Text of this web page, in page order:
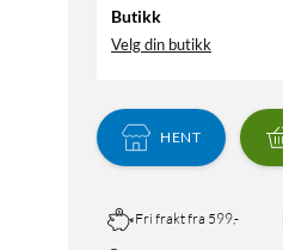
Butikk
Velg din butikk
HENT
Fri frakt fra 599,-